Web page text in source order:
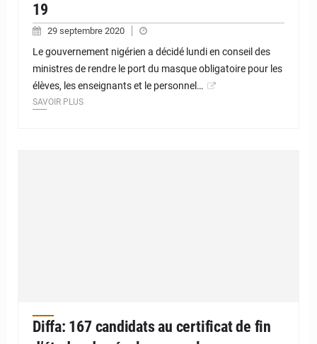
19
29 septembre 2020
Le gouvernement nigérien a décidé lundi en conseil des
ministres de rendre le port du masque obligatoire pour les
élèves, les enseignants et le personnel…
SAVOIR PLUS
Diffa: 167 candidats au certificat de fin